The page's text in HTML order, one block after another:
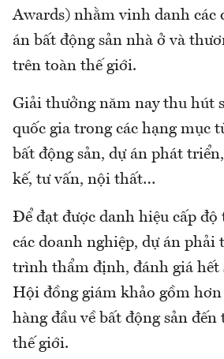
Awards) nhằm vinh danh các
án bất động sản nhà ở và
trên toàn thế giới.
Giải thưởng năm nay thu hút
quốc gia trong các hạng mục
bất động sản, dự án phát
kế, tư vấn, nội thất…
Để đạt được danh hiệu cấp độ
các doanh nghiệp, dự án phải
trình thẩm định, đánh giá hết
Hội đồng giám khảo gồm hơn
hàng đầu về bất động sản
thế giới.